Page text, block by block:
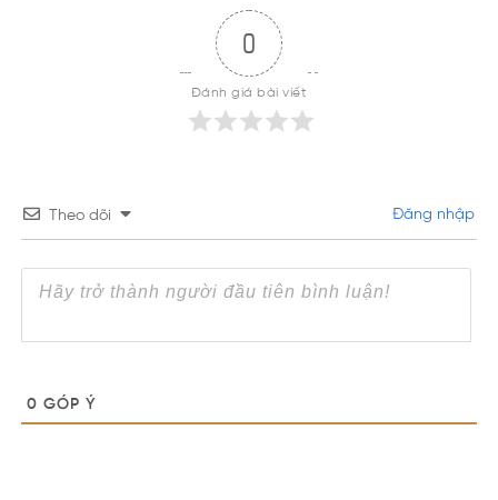
0
Đánh giá bài viết
Theo dõi Đăng nhập
0 GÓP Ý